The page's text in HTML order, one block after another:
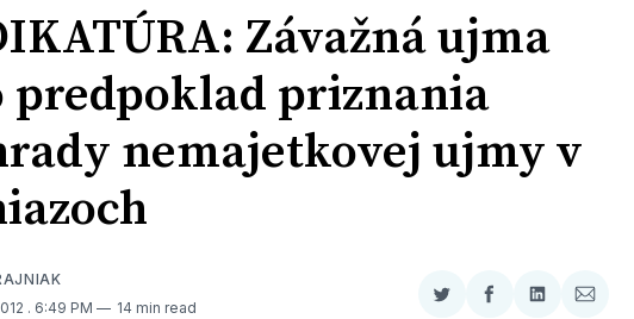
Závažná ujma
predpoklad priznania
nemajetkovej ujmy v
. 6:49 PM 14 min read
ZdieľaťZdieľaťZdieľaťZdieľať